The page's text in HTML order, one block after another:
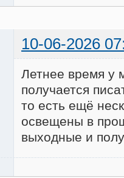
10-06-2026
Летнее время у
получается
то есть ещё
освещены в
выходные и